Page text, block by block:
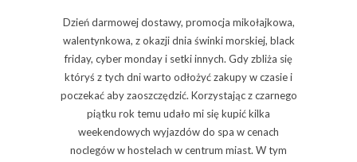
Dzień darmowej dostawy, promocja mikołajkowa,
walentynkowa, z okazji dnia świnki morskiej, black
friday, cyber monday i setki innych. Gdy zbliża się
któryś z tych dni warto odłożyć zakupy w czasie i
poczekać aby zaoszczędzić. Korzystając z czarnego
piątku rok temu udało mi się kupić kilka
weekendowych wyjazdów do spa w cenach
noclegów w hostelach w centrum miast. W tym